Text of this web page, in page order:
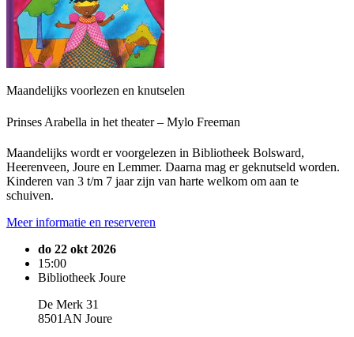
Maandelijks voorlezen en knutselen
Prinses Arabella in het theater – Mylo Freeman
Maandelijks wordt er voorgelezen in Bibliotheek Bolsward,
Heerenveen, Joure en Lemmer. Daarna mag er geknutseld worden.
Kinderen van 3 t/m 7 jaar zijn van harte welkom om aan te
schuiven.
Meer informatie en reserveren
do 22 okt 2026
15:00
Bibliotheek Joure
De Merk 31
8501AN Joure